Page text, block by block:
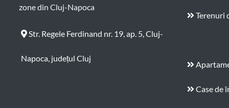
zone din Cluj-Napoca
Str. Regele Ferdinand nr. 19, ap. 5, Cluj-
Napoca, județul Cluj
Terenuri
Case de